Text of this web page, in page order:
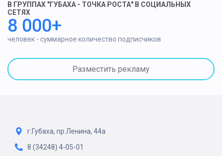
В ГРУППАХ "ГУБАХА - ТОЧКА РОСТА" В СОЦИАЛЬНЫХ
СЕТЯХ
8 000+
человек - суммарное количество подписчиков
Разместить рекламу
г.Губаха, пр.Ленина, 44а
8 (34248) 4-05-01